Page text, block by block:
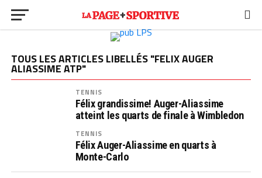
TOUS LES ARTICLES LIBELLÉS "FELIX AUGER
ALIASSIME ATP"
TENNIS
Félix grandissime! Auger-Aliassime
atteint les quarts de finale à Wimbledon
TENNIS
Félix Auger-Aliassime en quarts à
Monte-Carlo